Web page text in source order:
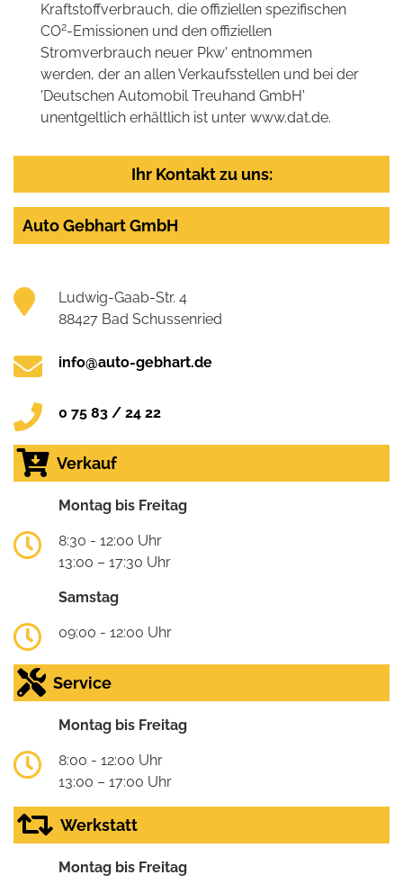
Kraftstoffverbrauch, die offiziellen spezifischen
CO2-Emissionen und den offiziellen
Stromverbrauch neuer Pkw' entnommen
werden, der an allen Verkaufsstellen und bei der
'Deutschen Automobil Treuhand GmbH'
unentgeltlich erhältlich ist unter www.dat.de.
Ihr Kontakt zu uns:
Auto Gebhart GmbH
Ludwig-Gaab-Str. 4
88427 Bad Schussenried
info@auto-gebhart.de
0 75 83 / 24 22
Verkauf
Montag bis Freitag
8:30 - 12:00 Uhr
13:00 – 17:30 Uhr
Samstag
09:00 - 12:00 Uhr
Service
Montag bis Freitag
8:00 - 12:00 Uhr
13:00 – 17:00 Uhr
Werkstatt
Montag bis Freitag